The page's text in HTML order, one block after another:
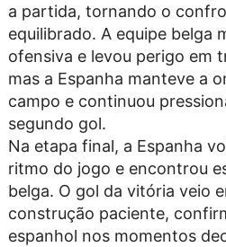
a partida, tornando o
equilibrado. A equipe belga
ofensiva e levou perigo em
mas a Espanha manteve a
campo e continuou
segundo gol.
Na etapa final, a Espanha
ritmo do jogo e encontrou
belga. O gol da vitória veio
construção paciente,
espanhol nos momentos